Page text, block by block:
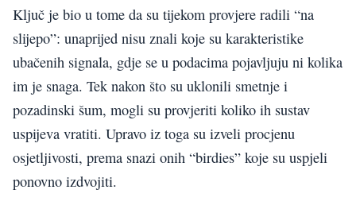
Ključ je bio u tome da su tijekom provjere radili “na
slijepo”: unaprijed nisu znali koje su karakteristike
ubačenih signala, gdje se u podacima pojavljuju ni kolika
im je snaga. Tek nakon što su uklonili smetnje i
pozadinski šum, mogli su provjeriti koliko ih sustav
uspijeva vratiti. Upravo iz toga su izveli procjenu
osjetljivosti, prema snazi onih “birdies” koje su uspjeli
ponovno izdvojiti.